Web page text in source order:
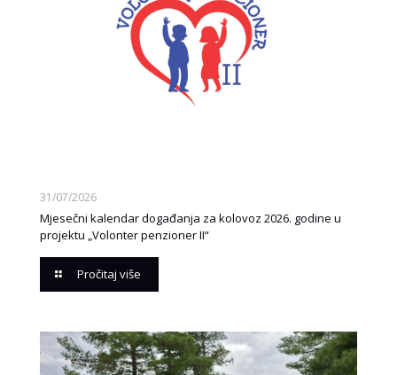
31/07/2026
Mjesečni kalendar događanja za kolovoz 2026. godine u
projektu „Volonter penzioner II“
Pročitaj više